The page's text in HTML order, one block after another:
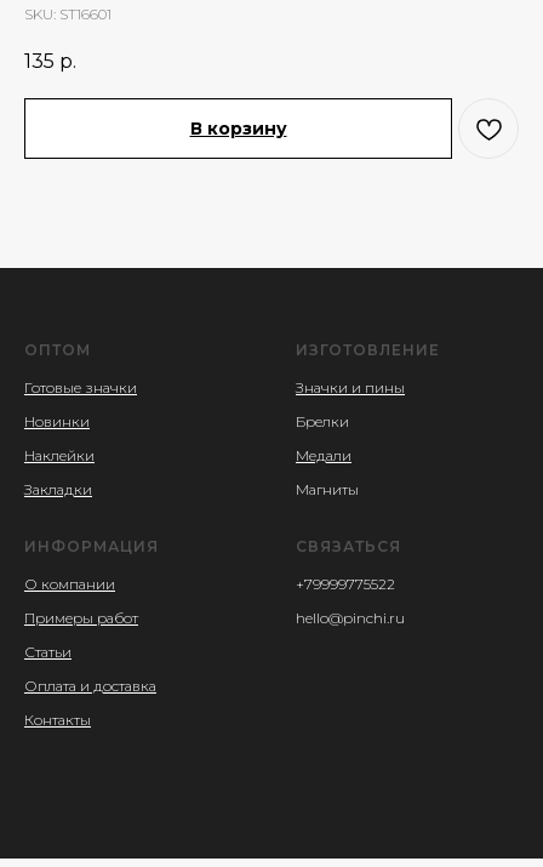
SKU: ST16601
135 р.
В корзину
ОПТОМ
Готовые значки
Новинки
Наклейки
Закладки
ИЗГОТОВЛЕНИЕ
Значки и пины
Брелки
Медали
Магниты
ИНФОРМАЦИЯ
О компании
Примеры работ
Статьи
Оплата и доставка
Контакты
СВЯЗАТЬСЯ
+79999775522
hello@pinchi.ru